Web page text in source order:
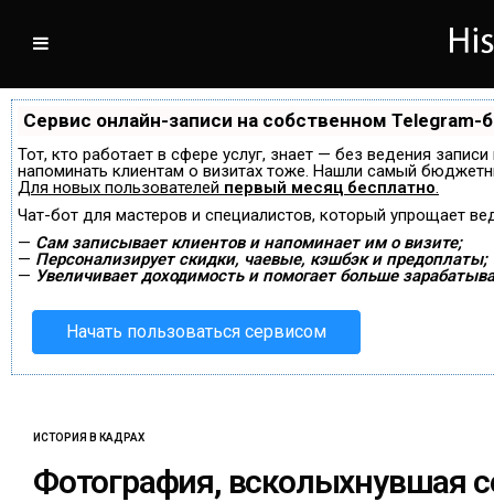
Сервис онлайн-записи на собственном Telegram-
Тот, кто работает в сфере услуг, знает — без ведения
напоминать клиентам о визитах тоже. Нашли самый
Для новых пользователей первый месяц бесплатно.
Чат-бот для мастеров и специалистов, который упрощает
— Сам записывает клиентов и напоминает им о визите;
— Персонализирует скидки, чаевые, кэшбэк и предоплаты;
— Увеличивает доходимость и помогает больше
Начать пользоваться сервисом
ИСТОРИЯ В КАДРАХ
Фотография, всколыхнувшая